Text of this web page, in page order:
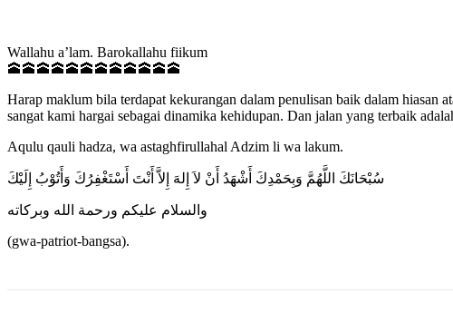
Wallahu a’lam. Barokallahu fiikum
🕋🕋🕋🕋🕋🕋🕋🕋🕋🕋🕋🕋
Harap maklum bila terdapat kekurangan dalam penulisan baik dalam hiasan
sangat kami hargai sebagai dinamika kehidupan. Dan jalan yang terbaik
Aqulu qauli hadza, wa astaghfirullahal Adzim li wa lakum.
ﺳُﺒْﺤَﺎﻧَﻚَ ﺍﻟﻠَّﻬُﻢَّ ﻭَﺑِﺤَﻤْﺪِﻙَ ﺃَﺷْﻬَﺪُ ﺃَﻥْ ﻻَ ﺇِﻟﻪَ ﺇِﻻَّ ﺃَﻧْﺖَ ﺃَﺳْﺘَﻐْﻔِﺮُﻙَ ﻭَﺃَﺗُﻮْﺏُ ﺇِﻟَﻴْﻚَ
والسلام عليكم ورحمة الله وبركاته
(gwa-patriot-bangsa).